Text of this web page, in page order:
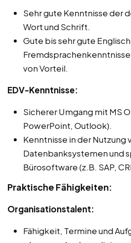
Sehr gute Kenntnisse der
Wort und Schrift.
Gute bis sehr gute
von Vorteil.
EDV-Kenntnisse:
Sicherer Umgang mit MS
PowerPoint, Outlook).
Kenntnisse in der Nutzung
Datenbanksystemen und
Bürosoftware (z.B. SAP,
Praktische Fähigkeiten:
Organisationstalent:
Fähigkeit, Termine und